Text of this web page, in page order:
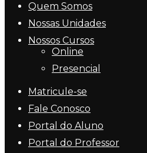
Quem Somos
Nossas Unidades
Nossos Cursos
Online
Presencial
Matricule-se
Fale Conosco
Portal do Aluno
Portal do Professor